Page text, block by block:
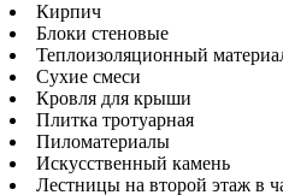
Кирпич
Блоки стеновые
Теплоизоляционный
Сухие смеси
Кровля для крыши
Плитка тротуарная
Пиломатериалы
Искусственный камень
Лестницы на второй этаж в